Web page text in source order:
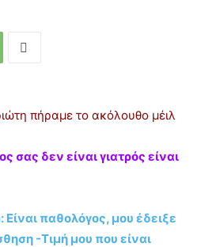
πήραμε το ακόλουθο μέιλ
σας δεν είναι γιατρός είναι
Είναι παθολόγος, μου έδειξε
-Τιμή μου που είναι